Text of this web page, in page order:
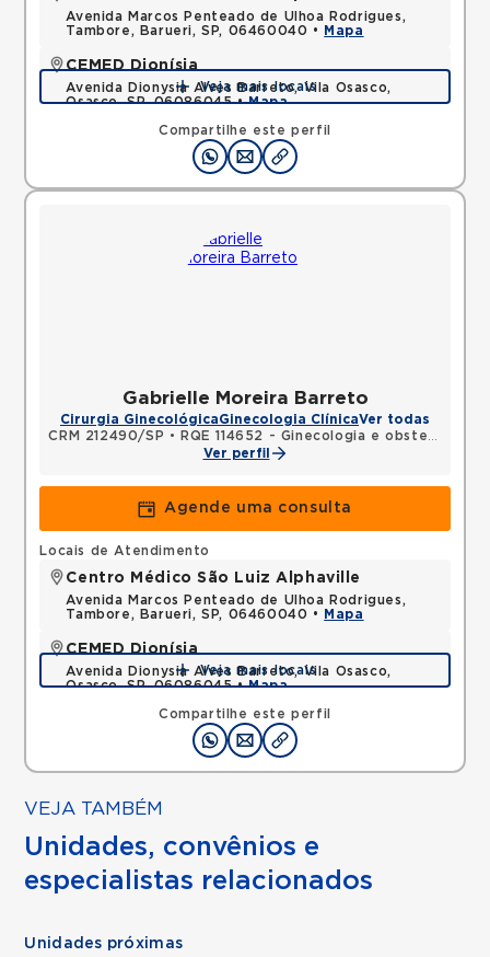
Compartilhe este perfil
Avenida Marcos Penteado de Ulhoa Rodrigues,
Tambore, Barueri, SP, 06460040 •
Mapa
CEMED Dionísia
Avenida Dionysia Alves Barreto, Vila Osasco,
Osasco, SP, 06086045 •Mapa
Veja mais locais
Gabrielle Moreira Barreto
Cirurgia GinecológicaGinecologia ClínicaVer todas
CRM 212490/SP •
RQE 114652 - Ginecologia e obstetrícia
Ver perfil
Agende uma consulta
Compartilhe este perfil
Locais de Atendimento
Centro Médico São Luiz Alphaville
Avenida Marcos Penteado de Ulhoa Rodrigues,
Tambore, Barueri, SP, 06460040 •
Mapa
CEMED Dionísia
Avenida Dionysia Alves Barreto, Vila Osasco,
Osasco, SP, 06086045 •Mapa
Veja mais locais
VEJA TAMBÉM
Unidades, convênios e
especialistas relacionados
Unidades próximas